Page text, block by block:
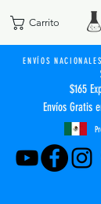
Carrito
ENVÍOS
$165
Envíos Gratis